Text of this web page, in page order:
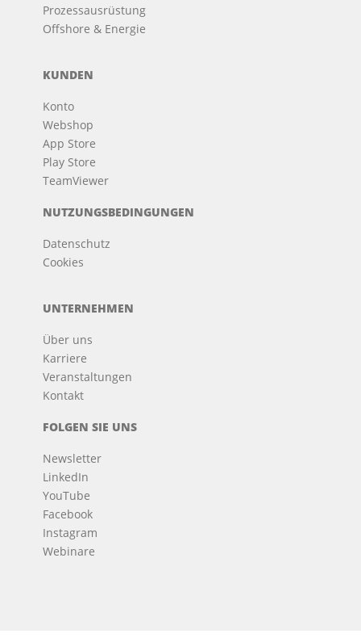
Prozessausrüstung
Offshore & Energie
KUNDEN
Konto
Webshop
App Store
Play Store
TeamViewer
NUTZUNGSBEDINGUNGEN
Datenschutz
Cookies
UNTERNEHMEN
Über uns
Karriere
Veranstaltungen
Kontakt
FOLGEN SIE UNS
Newsletter
LinkedIn
YouTube
Facebook
Instagram
Webinare